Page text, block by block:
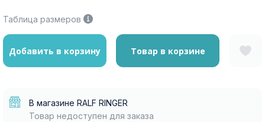
Таблица размеров
Добавить в корзину Товар в корзине
В магазине RALF RINGER
Товар недоступен для заказа